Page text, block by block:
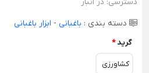
دسته بندی : باغبانی - ابزار باغبانی
گرید*
کشاورزی